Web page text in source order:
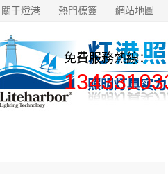
關于燈港 熱門標簽 網站地圖
免費服務熱線：